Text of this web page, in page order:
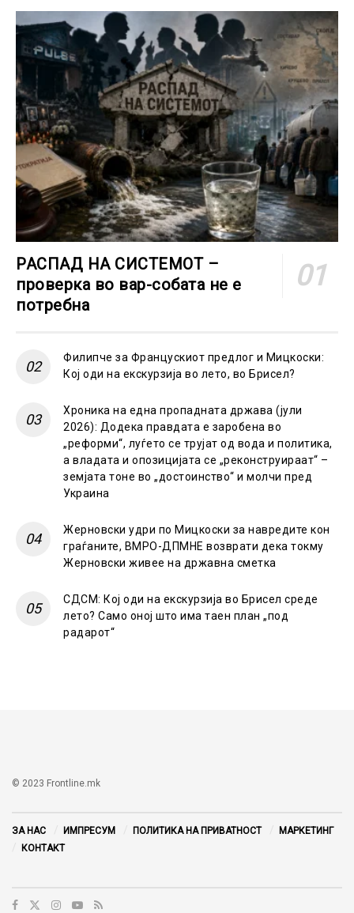
РАСПАД НА СИСТЕМОТ –
проверка во вар-собата не е
потребна
Филипче за Францускиот предлог и Мицкоски:
Кој оди на екскурзија во лето, во Брисел?
Хроника на една пропадната држава (јули
2026): Додека правдата е заробена во
„реформи“, луѓето се трујат од вода и политика,
а владата и опозицијата се „реконструираат“ –
земјата тоне во „достоинство“ и молчи пред
Украина
Жерновски удри по Мицкоски за навредите кон
граѓаните, ВМРО-ДПМНЕ возврати дека токму
Жерновски живее на државна сметка
СДСМ: Кој оди на екскурзија во Брисел среде
лето? Само оној што има таен план „под
радарот“
© 2023 Frontline.mk
ЗА НАС ИМПРЕСУМ ПОЛИТИКА НА ПРИВАТНОСТ
МАРКЕТИНГ
КОНТАКТ